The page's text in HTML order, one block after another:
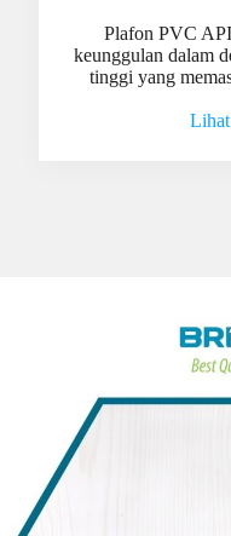
Plafon PVC
keunggulan dalam
tinggi yang